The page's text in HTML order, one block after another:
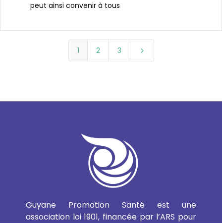
peut ainsi convenir à tous
1 2 3 5
Guyane Promotion Santé est une
association loi 1901, financée par l’ARS pour